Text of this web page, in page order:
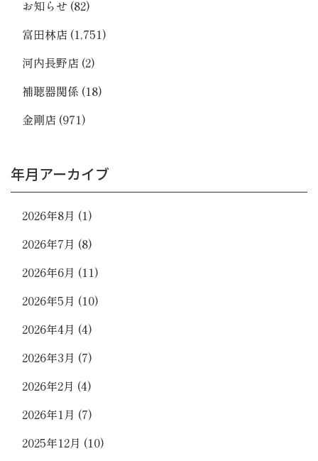
お知らせ (82)
富田林店 (1,751)
河内長野店 (2)
補聴器関係 (18)
金剛店 (971)
年月アーカイブ
2026年8月 (1)
2026年7月 (8)
2026年6月 (11)
2026年5月 (10)
2026年4月 (4)
2026年3月 (7)
2026年2月 (4)
2026年1月 (7)
2025年12月 (10)